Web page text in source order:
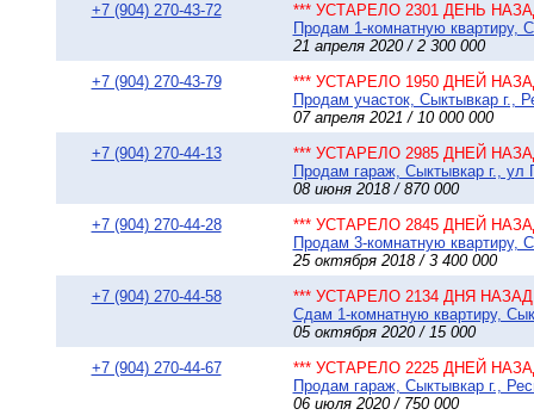
+7 (904) 270-43-72
*** УСТАРЕЛО 2301 ДЕНЬ
Продам 1-комнатную квартиру,
21 апреля 2020 / 2 300 000
+7 (904) 270-43-79
*** УСТАРЕЛО 1950 ДНЕЙ
Продам участок, Сыктывкар г.,
07 апреля 2021 / 10 000 000
+7 (904) 270-44-13
*** УСТАРЕЛО 2985 ДНЕЙ
Продам гараж, Сыктывкар г., ул
08 июня 2018 / 870 000
+7 (904) 270-44-28
*** УСТАРЕЛО 2845 ДНЕЙ
Продам 3-комнатную квартиру,
25 октября 2018 / 3 400 000
+7 (904) 270-44-58
*** УСТАРЕЛО 2134 ДНЯ НАЗАД
Сдам 1-комнатную квартиру,
05 октября 2020 / 15 000
+7 (904) 270-44-67
*** УСТАРЕЛО 2225 ДНЕЙ
Продам гараж, Сыктывкар г.,
06 июля 2020 / 750 000